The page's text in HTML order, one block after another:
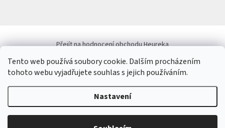
Tento web používá soubory cookie. Dalším procházením
tohoto webu vyjadřujete souhlas s jejich používáním.
Nastavení
Přejít na hodnocení obchodu Heureka
Vytvořil Shoptet &